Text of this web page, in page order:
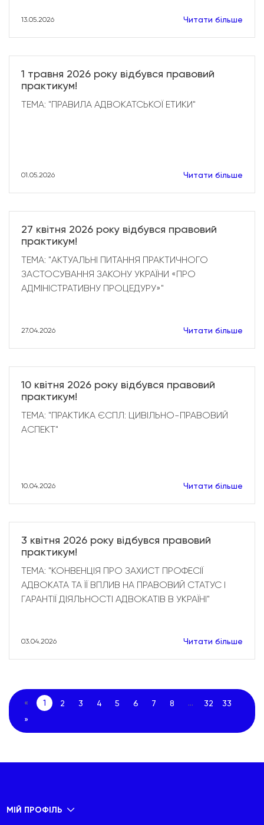
13.05.2026 Читати більше
1 травня 2026 року відбувся правовий
практикум!
ТЕМА: "ПРАВИЛА АДВОКАТСЬКОЇ ЕТИКИ"
01.05.2026 Читати більше
27 квітня 2026 року відбувся правовий
практикум!
ТЕМА: "АКТУАЛЬНІ ПИТАННЯ ПРАКТИЧНОГО
ЗАСТОСУВАННЯ ЗАКОНУ УКРАЇНИ «ПРО
АДМІНІСТРАТИВНУ ПРОЦЕДУРУ»"
27.04.2026 Читати більше
10 квітня 2026 року відбувся правовий
практикум!
ТЕМА: "ПРАКТИКА ЄСПЛ: ЦИВІЛЬНО-ПРАВОВИЙ
АСПЕКТ"
10.04.2026 Читати більше
3 квітня 2026 року відбувся правовий
практикум!
ТЕМА: "КОНВЕНЦІЯ ПРО ЗАХИСТ ПРОФЕСІЇ
АДВОКАТА ТА ЇЇ ВПЛИВ НА ПРАВОВИЙ СТАТУС І
ГАРАНТІЇ ДІЯЛЬНОСТІ АДВОКАТІВ В УКРАЇНІ"
03.04.2026 Читати більше
« 1 2 3 4 5 6 7 8 ... 32
33
»
МІЙ ПРОФІЛЬ